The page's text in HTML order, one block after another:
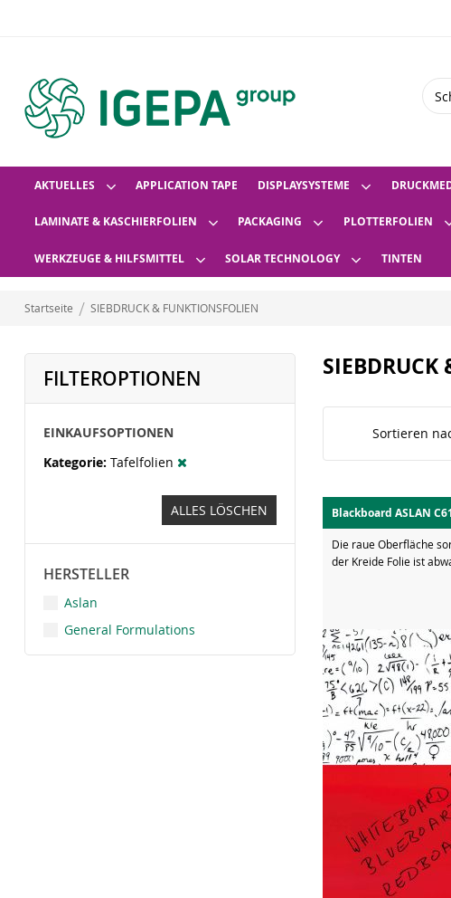
AKTUELLES APPLICATION TAPE DISPLAYSYSTEME
LAMINATE & KASCHIERFOLIEN PACKAGING PLOTTERFOLIEN
WERKZEUGE & HILFSMITTEL SOLAR TECHNOLOGY TINTEN
Startseite SIEBDRUCK & FUNKTIONSFOLIEN
Sortieren
Blackboard ASLAN
Die raue Oberfläche
der Kreide Folie ist
FILTEROPTIONEN
EINKAUFSOPTIONEN
Kategorie Tafelfolien
ALLES LÖSCHEN
HERSTELLER
Aslan
General Formulations